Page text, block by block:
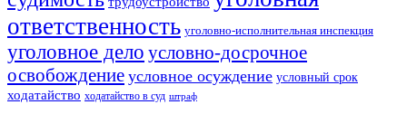
ответственность уголовно-исполнительная инспекция
уголовное дело условно-досрочное
освобождение условное осуждение условный срок
ходатайство ходатайство в суд штраф